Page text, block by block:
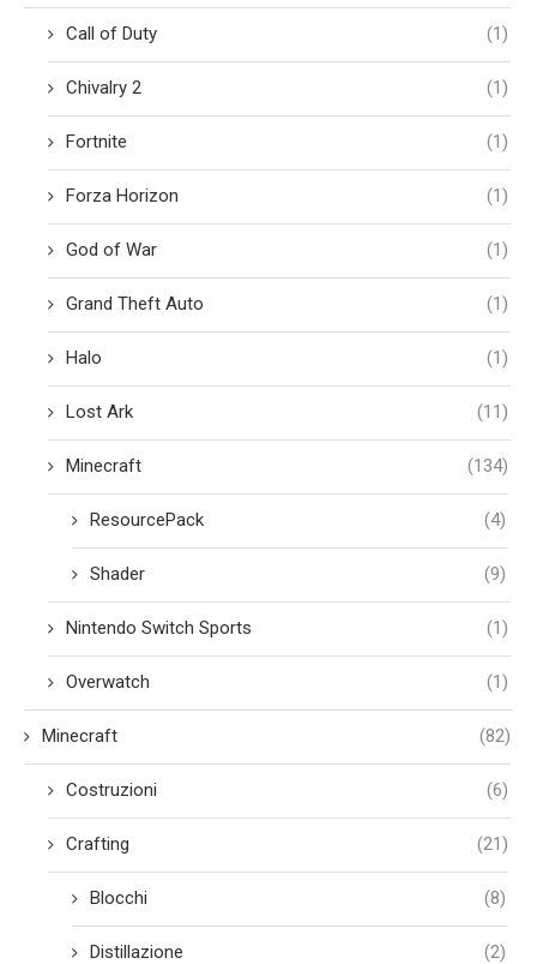
Call of Duty (1)
Chivalry 2 (1)
Fortnite (1)
Forza Horizon (1)
God of War (1)
Grand Theft Auto (1)
Halo (1)
Lost Ark (11)
Minecraft (134)
ResourcePack (4)
Shader (9)
Nintendo Switch Sports (1)
Overwatch (1)
Minecraft (82)
Costruzioni (6)
Crafting (21)
Blocchi (8)
Distillazione (2)